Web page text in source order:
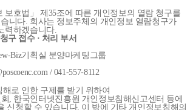
보호법」 제35조에 따른 개인정보의 열람 청구를
니다. 회사는 정보주체의 개인정보 열람청구가
력하겠습니다.
구 접수 · 처리 부서
Biz기획실 분양마케팅그룹
/ 041-557-8112
로 인한 구제를 받기 위하여
, 한국인터넷진흥원 개인정보침해신고센터 등에
신청할 수 있습니다. 이 밖에 기타 개인정보침해의